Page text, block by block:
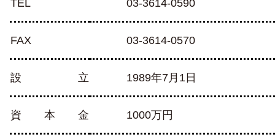
TEL 03-3614-0590
FAX 03-3614-0570
設立 1989年7月1日
資本金 1000万円